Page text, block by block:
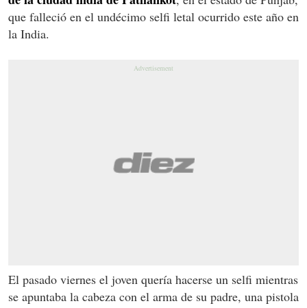
que falleció en el undécimo selfi letal ocurrido este año en
la India.
El pasado viernes el joven quería hacerse un selfi mientras
se apuntaba la cabeza con el arma de su padre, una pistola